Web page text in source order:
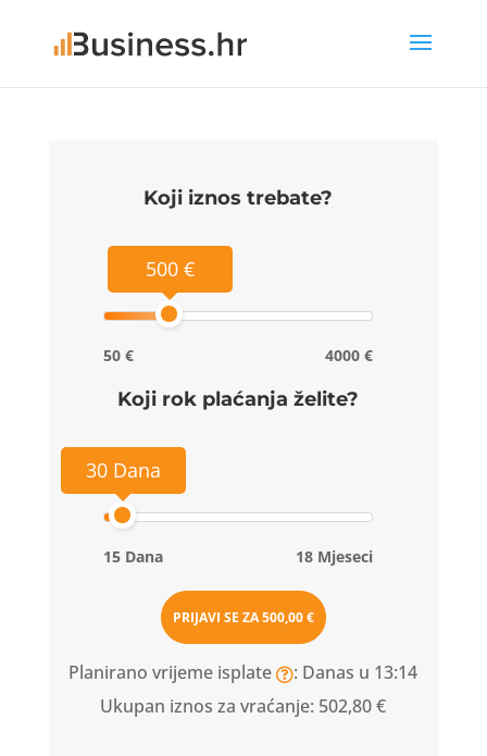
Koji iznos trebate?
500 €
50 € 4000 €
Koji rok plaćanja želite?
30 Dana
15 Dana 18 Mjeseci
PRIJAVI SE ZA500,00 €
Planirano vrijeme isplate
: Danas u 13:14
Ukupan iznos za vraćanje: 502,80 €